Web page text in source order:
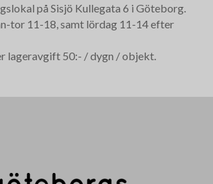
på Sisjö Kullegata 6 i Göteborg.
tor 11-18, samt lördag 11-14 efter
lageravgift 50:- / dygn / objekt.